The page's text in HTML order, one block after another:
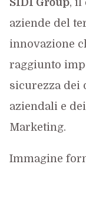
SIDI Group, il
aziende del
innovazione
raggiunto
sicurezza dei
aziendali e
Marketing.
Immagine